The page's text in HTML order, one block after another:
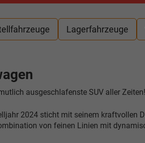
Lagerfahrzeuge
ausgeschlafenste SUV aller Zeiten!
2024 sticht mit seinem kraftvollen
von feinen Linien mit